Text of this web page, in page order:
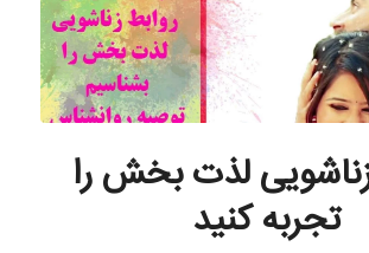
لذت بخش را
تجربه کنید